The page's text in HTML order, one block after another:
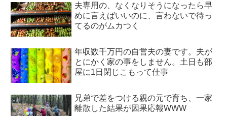
夫専用の、なくなりそうになったら早
めに言えばいいのに、言わないで待っ
てるのがムカつく
年収数千万円の自営夫の妻です。夫が
とにかく家の事をしません。土日も部
屋に1日閉じこもって仕事
兄弟で差をつける親の元で育ち、一家
離散した結果が因果応報WWW